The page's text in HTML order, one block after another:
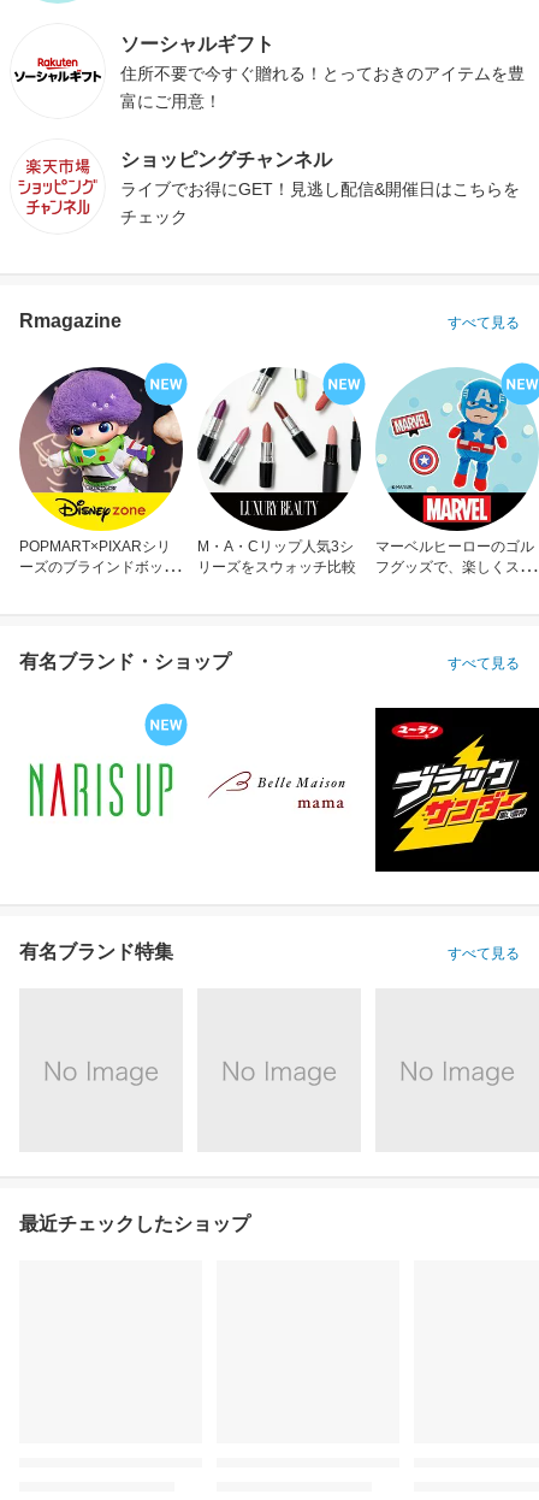
ソーシャルギフト
住所不要で今すぐ贈れる！とっておきのアイテムを豊
富にご用意！
ショッピングチャンネル
ライブでお得にGET！見逃し配信&開催日はこちらを
チェック
Rmagazine すべて見る
POPMART×PIXARシリ
ーズのブラインドボック
M・A・Cリップ人気3シ
リーズをスウォッチ比較
マーベルヒーローのゴル
フグッズで、楽しくスコ
有名ブランド・ショップ すべて見る
有名ブランド特集 すべて見る
最近チェックしたショップ